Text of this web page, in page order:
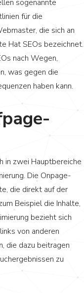
sogenannte
für die
die sich an
Hat SEOs bezeichnet.
nach Wegen,
was gegen die
haben kann.
in zwei Hauptbereiche
Die Onpage-
die direkt auf der
Beispiel die Inhalte,
bezieht sich
von anderen
die dazu beitragen
zu